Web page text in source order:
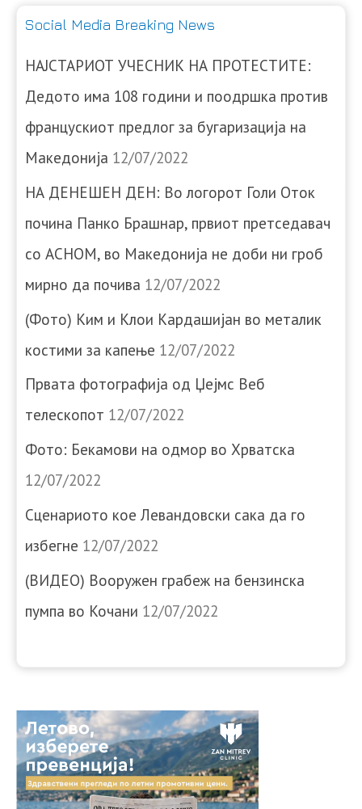
Social Media Breaking News
НАЈСТАРИОТ УЧЕСНИК НА ПРОТЕСТИТЕ:
Дедото има 108 години и поодршка против
францускиот предлог за бугаризација на
Македонија 12/07/2022
НА ДЕНЕШЕН ДЕН: Во логорот Голи Оток
почина Панко Брашнар, првиот претседавач
со АСНОМ, во Македонија не доби ни гроб
мирно да почива 12/07/2022
(Фото) Ким и Клои Кардашијан во металик
костими за капење 12/07/2022
Првата фотографија од Џејмс Веб
телескопот 12/07/2022
Фото: Бекамови на одмор во Хрватска
12/07/2022
Сценариото кое Левандовски сака да го
избегне 12/07/2022
(ВИДЕО) Вооружен грабеж на бензинска
пумпа во Кочани 12/07/2022